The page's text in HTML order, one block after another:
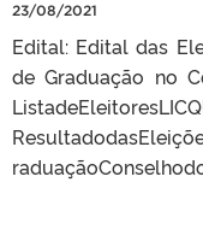
23/08/2021
Edital: Edital das
de Graduação no